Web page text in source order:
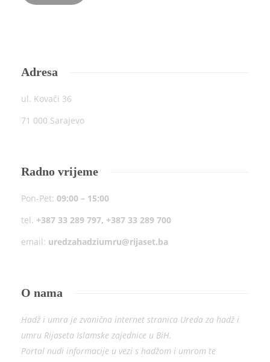
Adresa
ul. Kovači 36
71 000 Sarajevo
Radno vrijeme
Pon-Pet: 09:00 – 15:00
tel. +387 33 289 797, +387 33 289 700
email: uredzahadziumru@rijaset.ba
O nama
Hadž i umra je zvanična internet stranica Ureda za hadž i
umru Rijaseta Islamske zajednice u BiH.
Portal nudi informacije u vezi s hadžom i umrom te